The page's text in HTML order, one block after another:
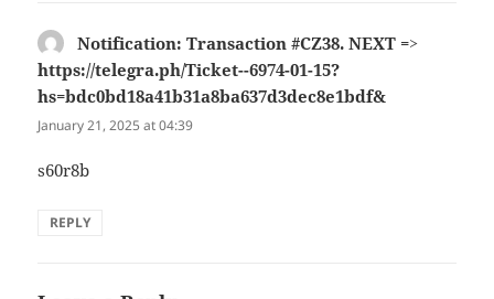
Notification: Transaction #CZ38. NEXT =>
https://telegra.ph/Ticket--6974-01-15?
hs=bdc0bd18a41b31a8ba637d3dec8e1bdf&
January 21, 2025 at 04:39
s60r8b
REPLY